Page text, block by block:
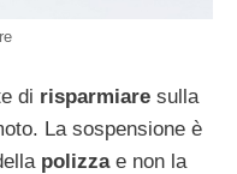
di risparmiare sulla
La sospensione è
polizzae non la